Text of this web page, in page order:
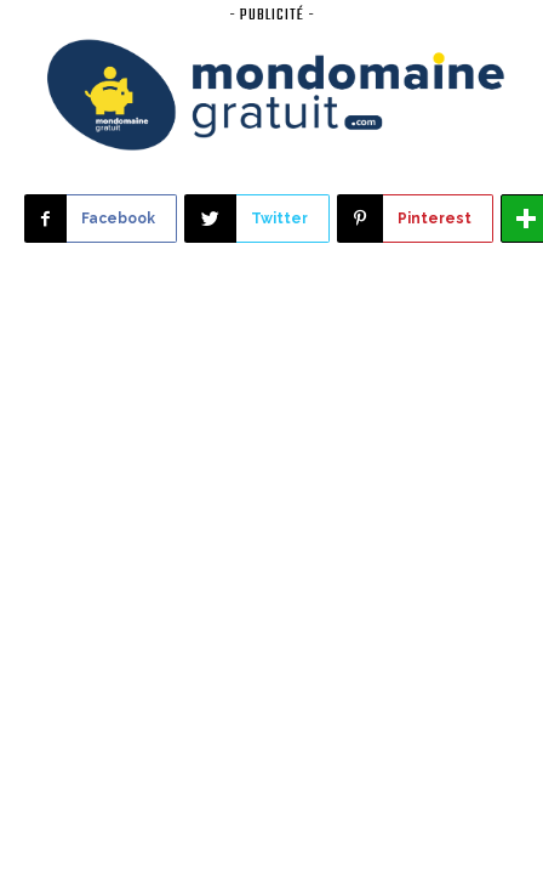
- PUBLICITÉ -
Facebook Twitter Pinterest